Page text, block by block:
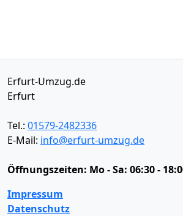
Erfurt-Umzug.de
Erfurt
Tel.: 01579-2482336
E-Mail: info@erfurt-umzug.de
Öffnungszeiten: Mo - Sa: 06:30 -
Impressum
Datenschutz